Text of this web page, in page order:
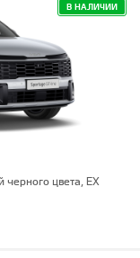
В НАЛИЧИИ
черного цвета, EX